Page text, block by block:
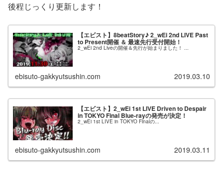
後程じっくり更新します！
【エビスト】8beatStory♪ 2_wEi 2nd LIVE Past
to Present開催 ＆ 最速先行受付開始！
2_wEi 2nd Liveの開催＆先行が始まりました！ ...
ebisuto-gakkyutsushin.com 2019.03.10
【エビスト】2_wEi 1st LIVE Driven to Despair
in TOKYO Final Blue-rayの発売が決定！
2_wEi 1st LIVE in TOKYO Finalの...
ebisuto-gakkyutsushin.com 2019.03.11